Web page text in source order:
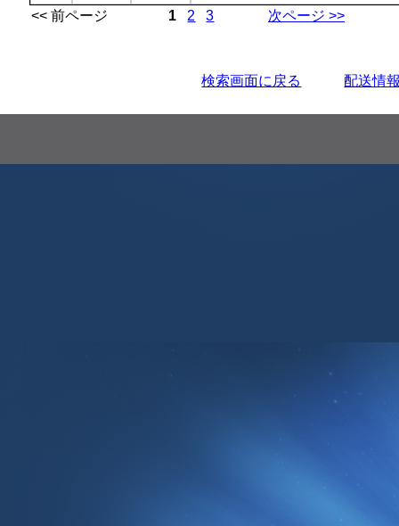
<< 前ページ 1 2 3 次ページ >>
検索画面に戻る 配送情